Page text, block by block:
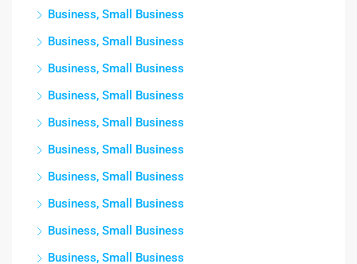
Business, Small Business
Business, Small Business
Business, Small Business
Business, Small Business
Business, Small Business
Business, Small Business
Business, Small Business
Business, Small Business
Business, Small Business
Business, Small Business